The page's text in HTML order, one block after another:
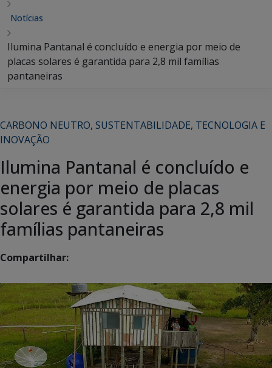
Notícias
Ilumina Pantanal é concluído e energia por meio de
placas solares é garantida para 2,8 mil famílias
pantaneiras
CARBONO NEUTRO, SUSTENTABILIDADE, TECNOLOGIA E
INOVAÇÃO
Ilumina Pantanal é concluído e
energia por meio de placas
solares é garantida para 2,8 mil
famílias pantaneiras
Compartilhar: